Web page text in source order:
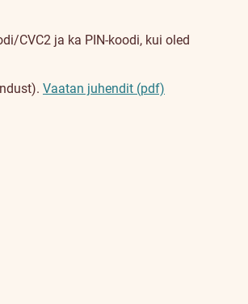
CVC2 ja ka PIN-koodi, kui oled
Vaatan juhendit (pdf)